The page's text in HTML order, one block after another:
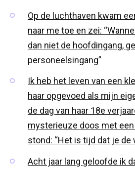
Op de luchthaven kwam
naar me toe en zei:
dan niet de hoofdingang,
personeelsingang”
Ik heb het leven van een
haar opgevoed als mijn
de dag van haar 18e
mysterieuze doos met
stond: “Het is tijd dat je de
Acht jaar lang geloofde ik